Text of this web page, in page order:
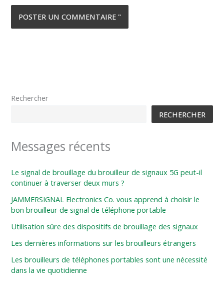
Rechercher
RECHERCHER
Messages récents
Le signal de brouillage du brouilleur de signaux 5G peut-il
continuer à traverser deux murs ?
JAMMERSIGNAL Electronics Co. vous apprend à choisir le
bon brouilleur de signal de téléphone portable
Utilisation sûre des dispositifs de brouillage des signaux
Les dernières informations sur les brouilleurs étrangers
Les brouilleurs de téléphones portables sont une nécessité
dans la vie quotidienne